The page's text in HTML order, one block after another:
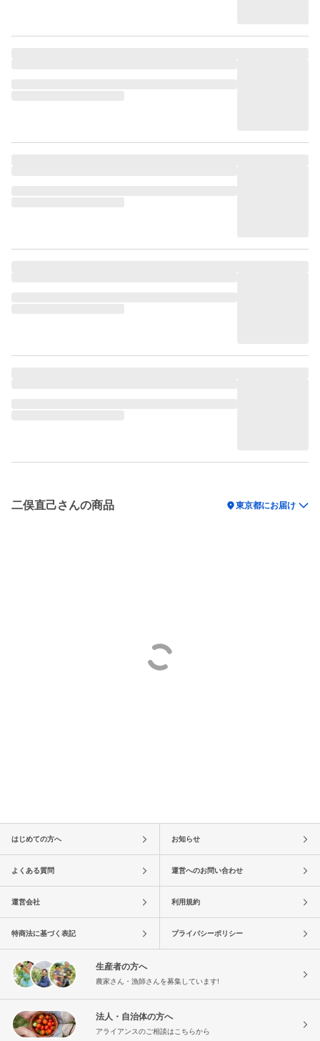
二俣直己さんの商品 location_on東京都にお届け
はじめての方へ お知らせ
よくある質問 運営へのお問い合わせ
運営会社 利用規約
特商法に基づく表記 プライバシーポリシー
生産者の方へ
農家さん・漁師さんを募集しています!
法人・自治体の方へ
アライアンスのご相談はこちらから